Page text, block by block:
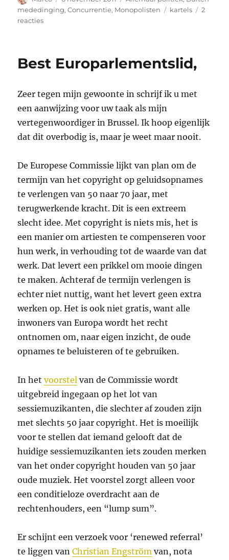
op
mededinging,Concurrentie, Monopolisten Tags
kartels
2
reactiesop
prijsafspraken
Best Europarlementslid,
Zeer tegen mijn gewoonte in schrijf ik u met
een aanwijzing voor uw taak als mijn
vertegenwoordiger in Brussel. Ik hoop eigenlijk
dat dit overbodig is, maar je weet maar nooit.
De Europese Commissie lijkt van plan om de
termijn van het copyright op geluidsopnames
te verlengen van 50 naar 70 jaar, met
terugwerkende kracht. Dit is een extreem
slecht idee. Met copyright is niets mis, het is
een manier om artiesten te compenseren voor
hun werk, in verhouding tot de waarde van dat
werk. Dat levert een prikkel om mooie dingen
te maken. Achteraf de termijn verlengen is
echter niet nuttig, want het levert geen extra
werken op. Het is ook niet gratis, want alle
inwoners van Europa wordt het recht
ontnomen om, naar eigen inzicht, de oude
opnames te beluisteren of te gebruiken.
In hetvoorstel van de Commissie wordt
uitgebreid ingegaan op het lot van
sessiemuzikanten, die slechter af zouden zijn
met slechts 50 jaar copyright. Het is moeilijk
voor te stellen dat iemand gelooft dat de
huidige sessiemuzikanten iets zouden merken
van het onder copyright houden van 50 jaar
oude muziek. Het voorstel zorgt alleen voor
een conditieloze overdracht aan de
rechtenhouders, een “lump sum”.
Er schijnt een verzoek voor ‘renewed referral’
te liggen vanChristian Engström van, nota